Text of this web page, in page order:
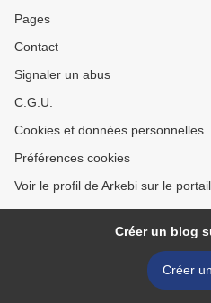
Pages
Contact
Signaler un abus
C.G.U.
Cookies et données personnelles
Préférences cookies
Voir le profil de Arkebi sur le
Créer un blog
Créer